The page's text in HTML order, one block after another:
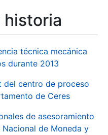
técnica mecánica
durante 2013
del centro de proceso
de Ceres
de asesoramiento
de Moneda y